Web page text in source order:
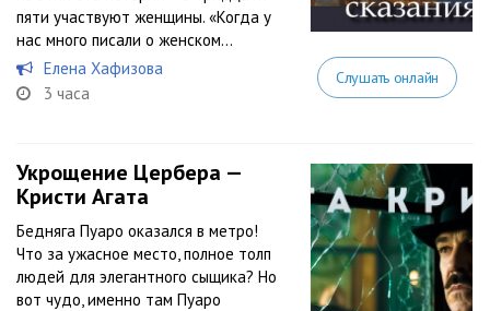
пяти участвуют женщины. «Когда у
нас много писали о женском...
Елена Хафизова
3 часа
Слушать онлайн
Укрощение Цербера —
Кристи Агата
Бедняга Пуаро оказался в метро!
Что за ужасное место, полное толп
людей для элегантного сыщика? Но
вот чудо, именно там Пуаро